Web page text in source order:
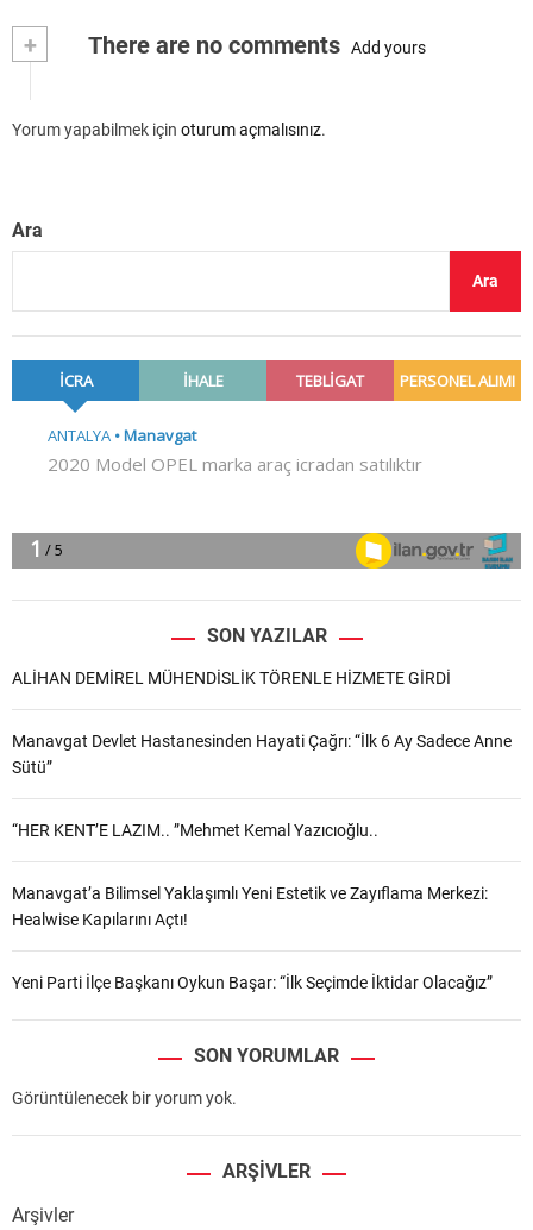
+ There are no comments Add yours
Yorum yapabilmek için oturum açmalısınız.
Ara
Ara
SON YAZILAR
ALİHAN DEMİREL MÜHENDİSLİK TÖRENLE HİZMETE GİRDİ
Manavgat Devlet Hastanesinden Hayati Çağrı: “İlk 6 Ay Sadece Anne
Sütü”
“HER KENT’E LAZIM.. ”Mehmet Kemal Yazıcıoğlu..
Manavgat’a Bilimsel Yaklaşımlı Yeni Estetik ve Zayıflama Merkezi:
Healwise Kapılarını Açtı!
Yeni Parti İlçe Başkanı Oykun Başar: “İlk Seçimde İktidar Olacağız”
SON YORUMLAR
Görüntülenecek bir yorum yok.
ARŞIVLER
Arşivler